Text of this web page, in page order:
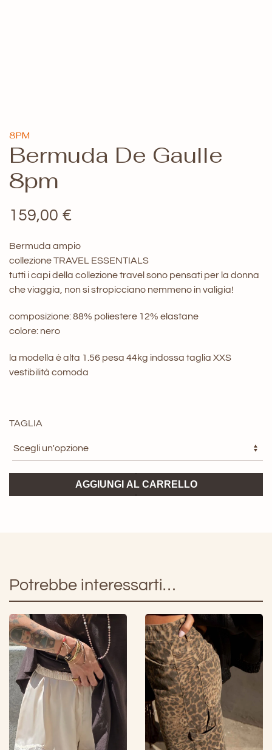
8PM
Bermuda De Gaulle
8pm
159,00 €
Bermuda ampio
collezione TRAVEL ESSENTIALS
tutti i capi della collezione travel sono pensati per la donna
che viaggia, non si stropicciano nemmeno in valigia!
composizione: 88% poliestere 12% elastane
colore: nero
la modella è alta 1.56 pesa 44kg indossa taglia XXS
vestibilità comoda
TAGLIA
De
AGGIUNGI AL CARRELLO
Potrebbe interessarti…